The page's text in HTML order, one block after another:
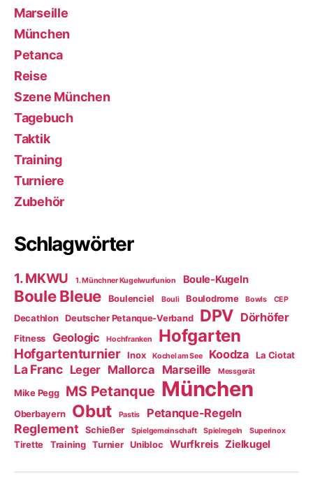
Marseille
München
Petanca
Reise
Szene München
Tagebuch
Taktik
Training
Turniere
Zubehör
Schlagwörter
1. MKWU 1. Münchner Kugelwurfunion Boule-Kugeln
Boule Bleue Boulenciel Bouli Boulodrome Bowls CEP
Decathlon Deutscher Petanque-Verband DPV Dörhöfer
Fitness Geologic Hochfranken Hofgarten
Hofgartenturnier Inox Kochel am See Koodza La Ciotat
La Franc Leger Mallorca Marseille Messgerät
Mike Pegg MS Petanque München
Oberbayern Obut Pastis Petanque-Regeln
Reglement Schießer Spielgemeinschaft Spielregeln Superinox
Tirette Training Turnier Unibloc Wurfkreis Zielkugel